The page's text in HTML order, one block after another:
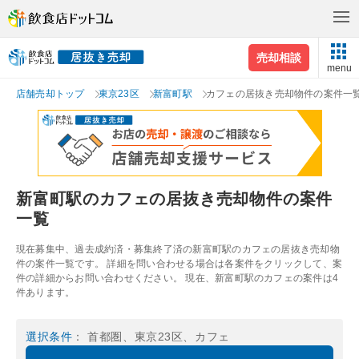
売却相談
menu
店舗売却トップ 東京23区 新富町駅 カフェの居抜き売却物件の案件一
新富町駅のカフェの居抜き売却物件の案件
一覧
現在募集中、過去成約済・募集終了済の新富町駅のカフェの居抜き売却物
件の案件一覧です。 詳細を問い合わせる場合は各案件をクリックして、案
件の詳細からお問い合わせください。 現在、新富町駅のカフェの案件は4
件あります。
選択条件 ： 首都圏、東京23区、カフェ